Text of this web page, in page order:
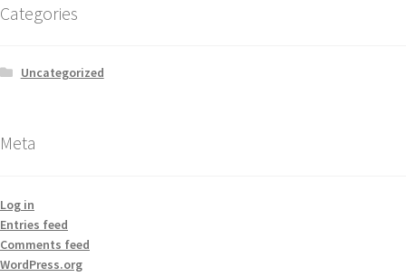
Categories
Uncategorized
Meta
Log in
Entries feed
Comments feed
WordPress.org